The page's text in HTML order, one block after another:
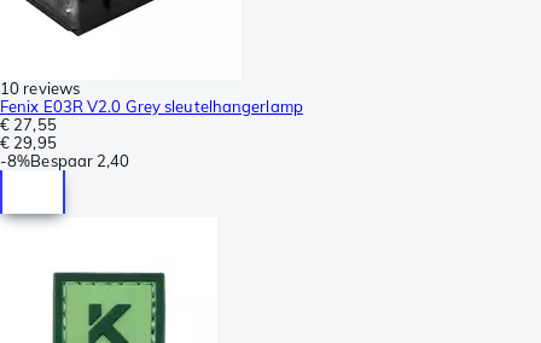
10 reviews
Fenix E03R V2.0 Grey sleutelhangerlamp
€ 27,55
€ 29,95
-8%Bespaar 2,40